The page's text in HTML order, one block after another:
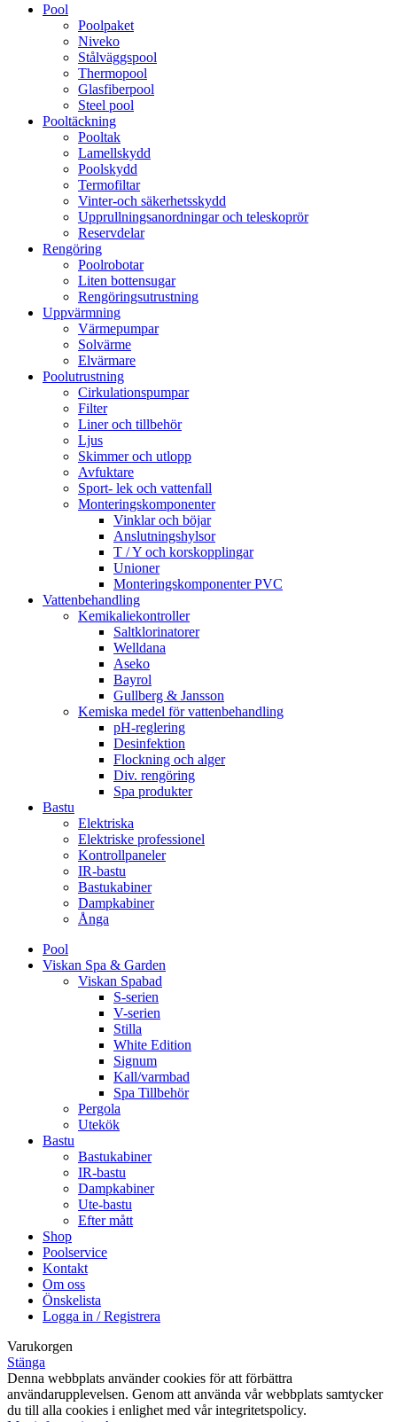
Pool
Poolpaket
Niveko
Stålväggspool
Thermopool
Glasfiberpool
Steel pool
Pooltäckning
Pooltak
Lamellskydd
Poolskydd
Termofiltar
Vinter-och säkerhetsskydd
Upprullningsanordningar och teleskoprör
Reservdelar
Rengöring
Poolrobotar
Liten bottensugar
Rengöringsutrustning
Uppvärmning
Värmepumpar
Solvärme
Elvärmare
Poolutrustning
Cirkulationspumpar
Filter
Liner och tillbehör
Ljus
Skimmer och utlopp
Avfuktare
Sport- lek och vattenfall
Monteringskomponenter
Vinklar och böjar
Anslutningshylsor
T / Y och korskopplingar
Unioner
Monteringskomponenter PVC
Vattenbehandling
Kemikaliekontroller
Saltklorinatorer
Welldana
Aseko
Bayrol
Gullberg & Jansson
Kemiska medel för vattenbehandling
pH-reglering
Desinfektion
Flockning och alger
Div. rengöring
Spa produkter
Bastu
Elektriska
Elektriske professionel
Kontrollpaneler
IR-bastu
Bastukabiner
Dampkabiner
Ånga
Pool
Viskan Spa & Garden
Viskan Spabad
S-serien
V-serien
Stilla
White Edition
Signum
Kall/varmbad
Spa Tillbehör
Pergola
Utekök
Bastu
Bastukabiner
IR-bastu
Dampkabiner
Ute-bastu
Efter mått
Shop
Poolservice
Kontakt
Om oss
Önskelista
Logga in / Registrera
Varukorgen
Stänga
Denna webbplats använder cookies för att förbättra
användarupplevelsen. Genom att använda vår webbplats samtycker
du till alla cookies i enlighet med vår integritetspolicy.